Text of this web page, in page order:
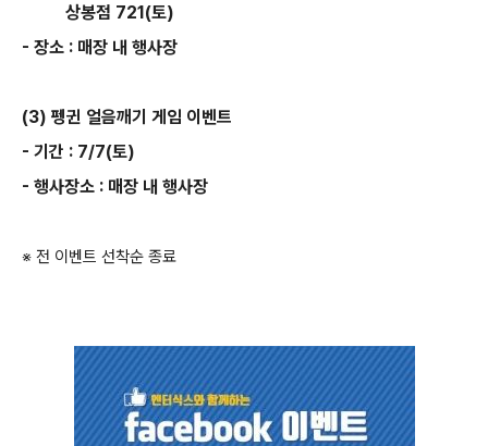
상봉점 721(토)
- 장소 : 매장 내 행사장
(3) 펭귄 얼음깨기 게임 이벤트
- 기간 : 7/7(토)
- 행사장소 : 매장 내 행사장
※ 전 이벤트 선착순 종료